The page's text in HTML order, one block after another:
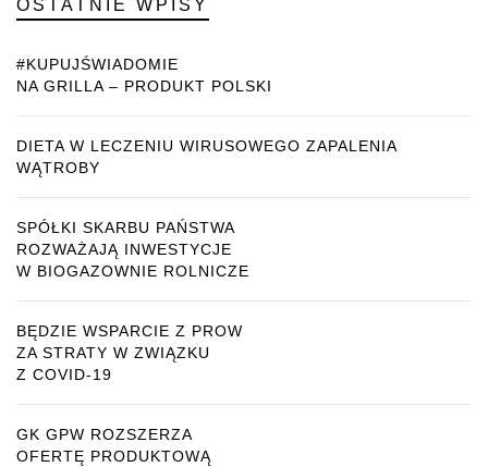
OSTATNIE WPISY
#KUPUJŚWIADOMIE
NA GRILLA – PRODUKT POLSKI
DIETA W LECZENIU WIRUSOWEGO ZAPALENIA
WĄTROBY
SPÓŁKI SKARBU PAŃSTWA
ROZWAŻAJĄ INWESTYCJE
W BIOGAZOWNIE ROLNICZE
BĘDZIE WSPARCIE Z PROW
ZA STRATY W ZWIĄZKU
Z COVID-19
GK GPW ROZSZERZA
OFERTĘ PRODUKTOWĄ